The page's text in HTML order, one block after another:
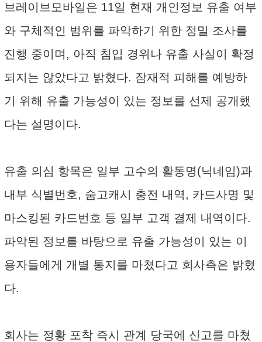
브레이브모바일은 11일 현재 개인정보 유출 여부
와 구체적인 범위를 파악하기 위한 정밀 조사를
진행 중이며, 아직 침입 경위나 유출 사실이 확정
되지는 않았다고 밝혔다. 잠재적 피해를 예방하
기 위해 유출 가능성이 있는 정보를 선제 공개했
다는 설명이다.
유출 의심 항목은 일부 고수의 활동명(닉네임)과
내부 식별번호, 숨고캐시 충전 내역, 카드사명 및
마스킹된 카드번호 등 일부 고객 결제 내역이다.
파악된 정보를 바탕으로 유출 가능성이 있는 이
용자들에게 개별 통지를 마쳤다고 회사측은 밝혔
다.
회사는 정황 포착 즉시 관계 당국에 신고를 마쳤